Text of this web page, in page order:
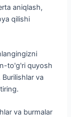
aniqlash,
qilishi
to'g'ri quyosh
va
va burmalar